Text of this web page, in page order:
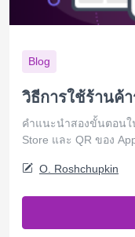
Blog
วิธีการใช้ร้านค้
คำแนะนำสองขั้นตอนใ
Store และ QR ของ
O. Roshchupkin